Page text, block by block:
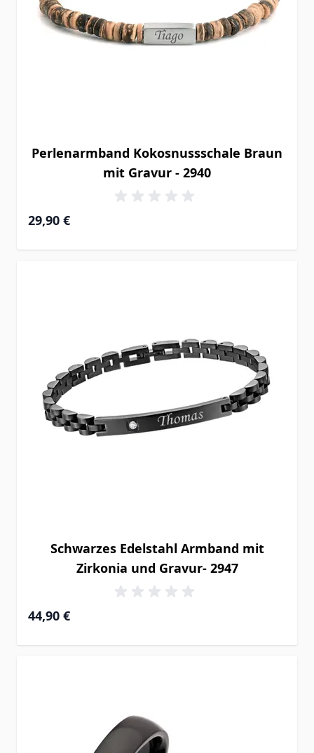
Perlenarmband Kokosnussschale Braun
mit Gravur - 2940
29,90 €
Schwarzes Edelstahl Armband mit
Zirkonia und Gravur- 2947
44,90 €